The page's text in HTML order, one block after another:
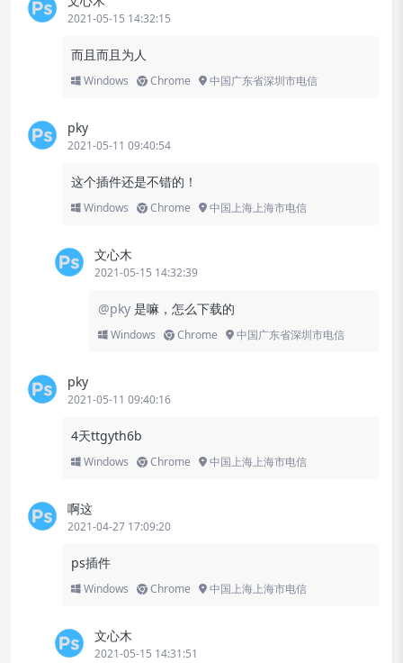
2021-05-15 14:32:15
而且而且为人
Windows Chrome 中国广东省深圳市电信
pky
2021-05-11 09:40:54
这个插件还是不错的！
Windows Chrome 中国上海上海市电信
文心木
2021-05-15 14:32:39
@pky 是嘛，怎么下载的
Windows Chrome 中国广东省深圳市电信
pky
2021-05-11 09:40:16
4天ttgyth6b
Windows Chrome 中国上海上海市电信
啊这
2021-04-27 17:09:20
ps插件
Windows Chrome 中国上海上海市电信
文心木
2021-05-15 14:31:51